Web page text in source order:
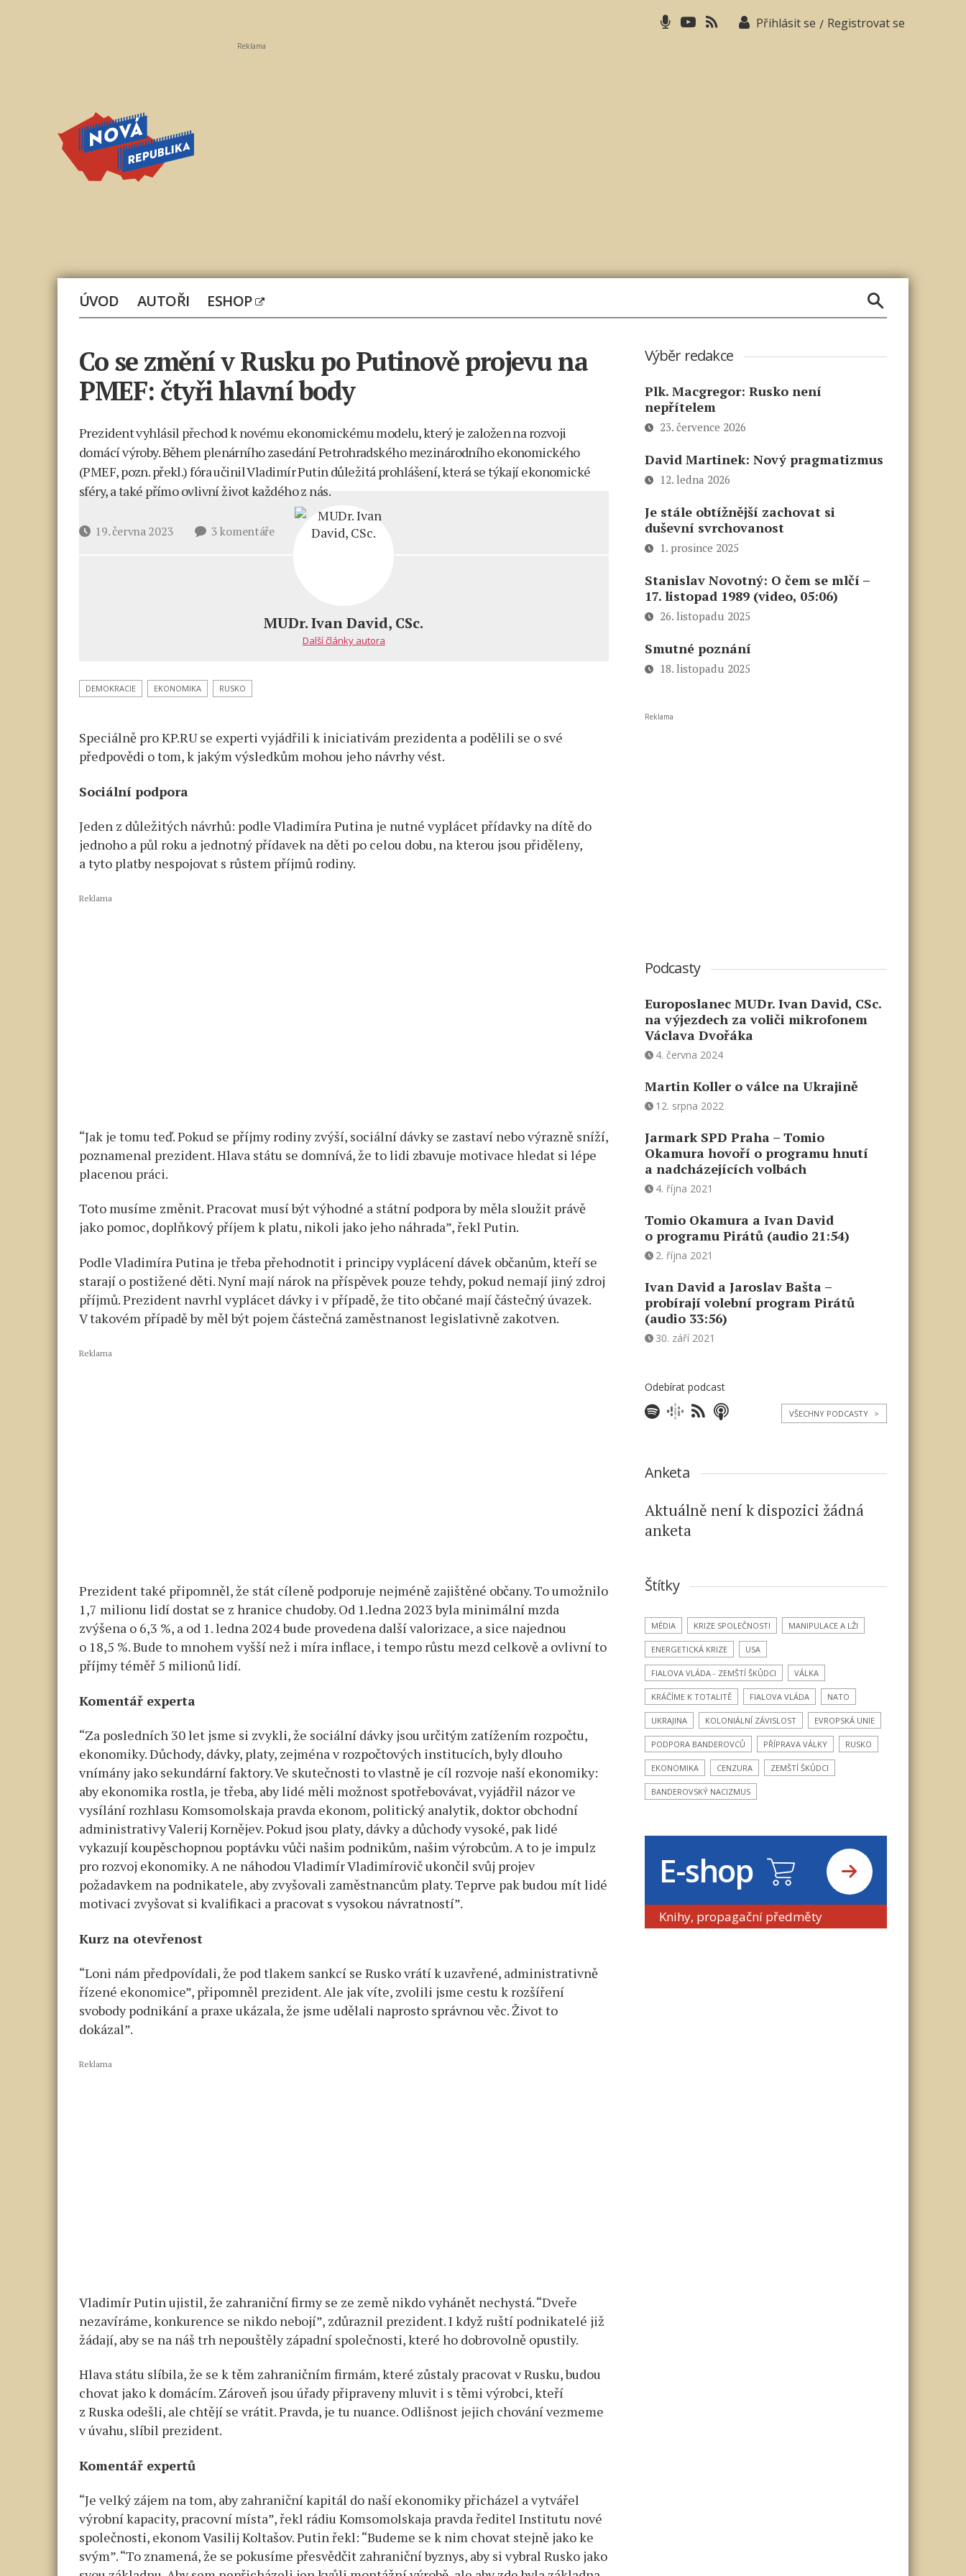
Přihlásit se / Registrovat se
Reklama
ÚVOD AUTOŘI ESHOP
Co se změní v Rusku po Putinově projevu na
PMEF: čtyři hlavní body
Prezident vyhlásil přechod k novému ekonomickému modelu, který je založen na rozvoji
domácí výroby. Během plenárního zasedání Petrohradského mezinárodního ekonomického
(PMEF, pozn. překl.) fóra učinil Vladimír Putin důležitá prohlášení, která se týkají ekonomické
sféry, a také přímo ovlivní život každého z nás.
Datum19. června 2023 3 komentářeu
se
změní
čtyři
hlavní
MUDr. Ivan David, CSc.
Další články autora
DEMOKRACIE EKONOMIKA RUSKO
Speciálně pro KP.RU se experti vyjádřili k iniciativám prezidenta a podělili se o své
předpovědi o tom, k jakým výsledkům mohou jeho návrhy vést.
Sociální podpora
Jeden z důležitých návrhů: podle Vladimíra Putina je nutné vyplácet přídavky na dítě do
jednoho a půl roku a jednotný přídavek na děti po celou dobu, na kterou jsou přiděleny,
a tyto platby nespojovat s růstem příjmů rodiny.
Reklama
“Jak je tomu teď. Pokud se příjmy rodiny zvýší, sociální dávky se zastaví nebo výrazně sníží,
poznamenal prezident. Hlava státu se domnívá, že to lidi zbavuje motivace hledat si lépe
placenou práci.
Toto musíme změnit. Pracovat musí být výhodné a státní podpora by měla sloužit právě
jako pomoc, doplňkový příjem k platu, nikoli jako jeho náhrada”, řekl Putin.
Podle Vladimíra Putina je třeba přehodnotit i principy vyplácení dávek občanům, kteří se
starají o postižené děti. Nyní mají nárok na příspěvek pouze tehdy, pokud nemají jiný zdroj
příjmů. Prezident navrhl vyplácet dávky i v případě, že tito občané mají částečný úvazek.
V takovém případě by měl být pojem částečná zaměstnanost legislativně zakotven.
Reklama
Prezident také připomněl, že stát cíleně podporuje nejméně zajištěné občany. To umožnilo
1,7 milionu lidí dostat se z hranice chudoby. Od 1.ledna 2023 byla minimální mzda
zvýšena o 6,3 %, a od 1. ledna 2024 bude provedena další valorizace, a sice najednou
o 18,5 %. Bude to mnohem vyšší než i míra inflace, i tempo růstu mezd celkově a ovlivní to
příjmy téměř 5 milionů lidí.
Komentář experta
“Za posledních 30 let jsme si zvykli, že sociální dávky jsou určitým zatížením rozpočtu,
ekonomiky. Důchody, dávky, platy, zejména v rozpočtových institucích, byly dlouho
vnímány jako sekundární faktory. Ve skutečnosti to vlastně je cíl rozvoje naší ekonomiky:
aby ekonomika rostla, je třeba, aby lidé měli možnost spotřebovávat, vyjádřil názor ve
vysílání rozhlasu Komsomolskaja pravda ekonom, politický analytik, doktor obchodní
administrativy Valerij Kornějev. Pokud jsou platy, dávky a důchody vysoké, pak lidé
vykazují koupěschopnou poptávku vůči našim podnikům, našim výrobcům. A to je impulz
pro rozvoj ekonomiky. A ne náhodou Vladimír Vladimírovič ukončil svůj projev
požadavkem na podnikatele, aby zvyšovali zaměstnancům platy. Teprve pak budou mít lidé
motivaci zvyšovat si kvalifikaci a pracovat s vysokou návratností”.
Kurz na otevřenost
“Loni nám předpovídali, že pod tlakem sankcí se Rusko vrátí k uzavřené, administrativně
řízené ekonomice”, připomněl prezident. Ale jak víte, zvolili jsme cestu k rozšíření
svobody podnikání a praxe ukázala, že jsme udělali naprosto správnou věc. Život to
dokázal”.
Reklama
Vladimír Putin ujistil, že zahraniční firmy se ze země nikdo vyhánět nechystá. “Dveře
nezavíráme, konkurence se nikdo nebojí”, zdůraznil prezident. I když ruští podnikatelé již
žádají, aby se na náš trh nepouštěly západní společnosti, které ho dobrovolně opustily.
Hlava státu slíbila, že se k těm zahraničním firmám, které zůstaly pracovat v Rusku, budou
chovat jako k domácím. Zároveň jsou úřady připraveny mluvit i s těmi výrobci, kteří
z Ruska odešli, ale chtějí se vrátit. Pravda, je tu nuance. Odlišnost jejich chování vezmeme
v úvahu, slíbil prezident.
Komentář expertů
“Je velký zájem na tom, aby zahraniční kapitál do naší ekonomiky přicházel a vytvářel
výrobní kapacity, pracovní místa”, řekl rádiu Komsomolskaja pravda ředitel Institutu nové
společnosti, ekonom Vasilij Koltašov. Putin řekl: “Budeme se k nim chovat stejně jako ke
svým”. “To znamená, že se pokusíme přesvědčit zahraniční byznys, aby si vybral Rusko jako
Výběr redakce
Plk. Macgregor: Rusko není
nepřítelem
23. července 2026
David Martinek: Nový pragmatizmus
12. ledna 2026
Je stále obtížnější zachovat si
duševní svrchovanost
1. prosince 2025
Stanislav Novotný: O čem se mlčí –
17. listopad 1989 (video, 05:06)
26. listopadu 2025
Smutné poznání
18. listopadu 2025
Reklama
Podcasty
Europoslanec MUDr. Ivan David, CSc.
na výjezdech za voliči mikrofonem
Václava Dvořáka
4. června 2024
Martin Koller o válce na Ukrajině
12. srpna 2022
Jarmark SPD Praha – Tomio
Okamura hovoří o programu hnutí
a nadcházejících volbách
4. října 2021
Tomio Okamura a Ivan David
o programu Pirátů (audio 21:54)
2. října 2021
Ivan David a Jaroslav Bašta –
probírají volební program Pirátů
(audio 33:56)
30. září 2021
Odebírat podcast
VŠECHNY PODCASTY >
Anketa
Aktuálně není k dispozici žádná
anketa
Štítky
MÉDIA KRIZE SPOLEČNOSTI MANIPULACE A LŽI
ENERGETICKÁ KRIZE USA
FIALOVA VLÁDA - ZEMŠTÍ ŠKŮDCI VÁLKA
KRÁČÍME K TOTALITĚ FIALOVA VLÁDA NATO
UKRAJINA KOLONIÁLNÍ ZÁVISLOST EVROPSKÁ UNIE
PODPORA BANDEROVCŮ PŘÍPRAVA VÁLKY RUSKO
EKONOMIKA CENZURA ZEMŠTÍ ŠKŮDCI
BANDEROVSKÝ NACIZMUS
E-shop
Knihy, propagační předměty